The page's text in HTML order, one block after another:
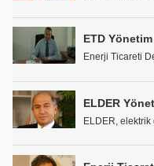
Enerji Ticareti
ELDER, elektrik